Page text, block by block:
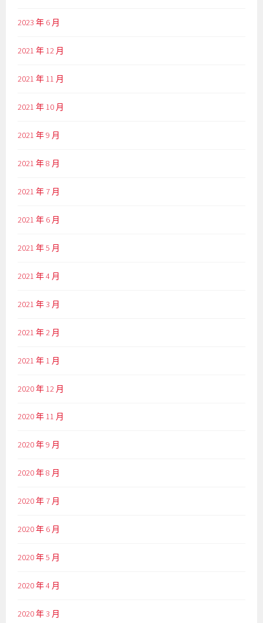
2023 年 6 月
2021 年 12 月
2021 年 11 月
2021 年 10 月
2021 年 9 月
2021 年 8 月
2021 年 7 月
2021 年 6 月
2021 年 5 月
2021 年 4 月
2021 年 3 月
2021 年 2 月
2021 年 1 月
2020 年 12 月
2020 年 11 月
2020 年 9 月
2020 年 8 月
2020 年 7 月
2020 年 6 月
2020 年 5 月
2020 年 4 月
2020 年 3 月